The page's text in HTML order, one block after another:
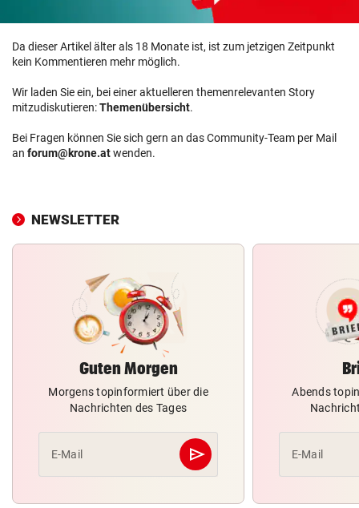
Da dieser Artikel älter als 18 Monate ist, ist zum jetzigen Zeitpunkt
kein Kommentieren mehr möglich.
Wir laden Sie ein, bei einer aktuelleren themenrelevanten Story
mitzudiskutieren:Themenübersicht.
Bei Fragen können Sie sich gern an das Community-Team per Mail
an forum@krone.atwenden.
NEWSLETTER
Guten Morgen
Morgens topinformiert über die
Nachrichten des Tages
E-Mail send
Abschicken
Abends
E-Mail